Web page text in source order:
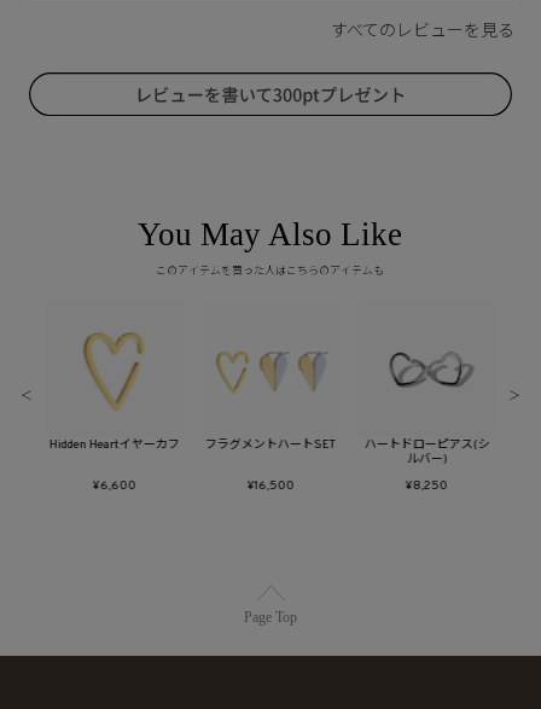
You May Also Like
このアイテムを買った人はこちらのアイテムも
Hidden Heartイヤーカフ
¥6,600
フラグメントハートSET
¥16,500
ハートドローピアス(シ
ルバー)
¥8,250
＜ ＞
Page Top